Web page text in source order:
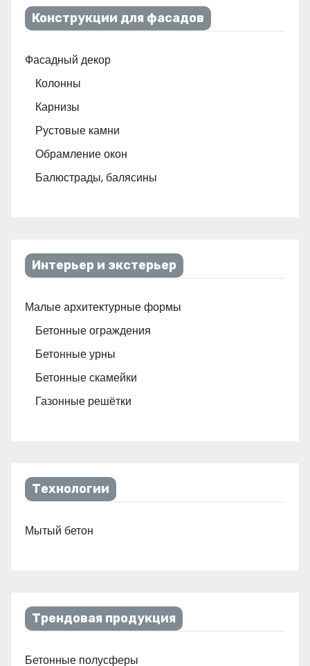
Конструкции для фасадов
Фасадный декор
Колонны
Карнизы
Рустовые камни
Обрамление окон
Балюстрады, балясины
Интерьер и экстерьер
Малые архитектурные формы
Бетонные ограждения
Бетонные урны
Бетонные скамейки
Газонные решётки
Технологии
Мытый бетон
Трендовая продукция
Бетонные полусферы